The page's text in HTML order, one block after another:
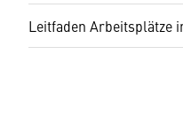
Leitfaden Arbeitsplätze